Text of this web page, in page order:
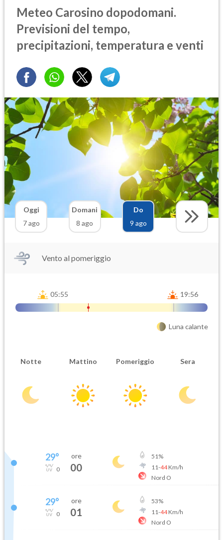
Meteo Carosino dopodomani.
Previsioni del tempo,
precipitazioni, temperatura e venti
Oggi
7 ago
Domani
8 ago
Do
9 ago
Vento al pomeriggio
05:55 19:56
Luna calante
Notte Mattino Pomeriggio Sera
29°
0
ore
00
51%
11-44Km/h
Nord O
29°
0
ore
01
53%
11-44Km/h
Nord O